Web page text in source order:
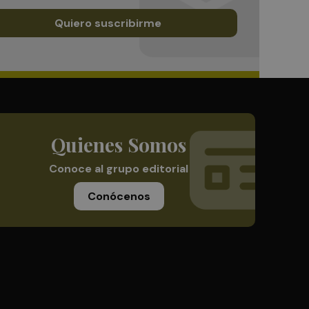
Quiero suscribirme
Quienes Somos
Conoce al grupo editorial
Conócenos